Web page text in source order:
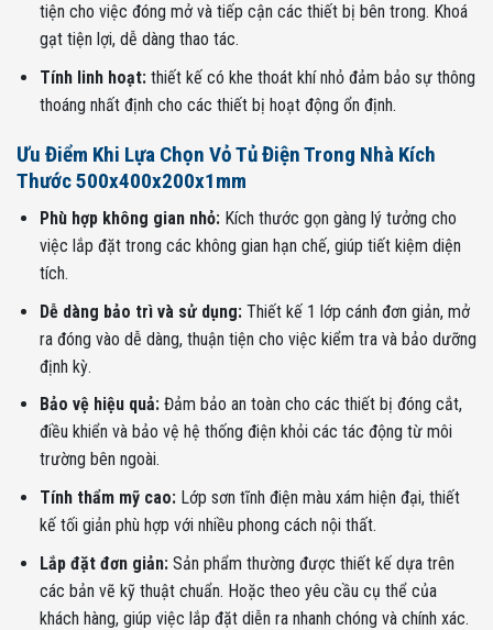
tiện cho việc đóng mở và tiếp cận các thiết bị bên trong. Khoá
gạt tiện lợi, dễ dàng thao tác.
Tính linh hoạt:thiết kế có khe thoát khí nhỏ đảm bảo sự thông
thoáng nhất định cho các thiết bị hoạt động ổn định.
Ưu Điểm Khi Lựa Chọn Vỏ Tủ Điện Trong Nhà Kích
Thước 500x400x200x1mm
Phù hợp không gian nhỏ:Kích thước gọn gàng lý tưởng cho
việc lắp đặt trong các không gian hạn chế, giúp tiết kiệm diện
tích.
Dễ dàng bảo trì và sử dụng:Thiết kế 1 lớp cánh đơn giản, mở
ra đóng vào dễ dàng, thuận tiện cho việc kiểm tra và bảo dưỡng
định kỳ.
Bảo vệ hiệu quả:Đảm bảo an toàn cho các thiết bị đóng cắt,
điều khiển và bảo vệ hệ thống điện khỏi các tác động từ môi
trường bên ngoài.
Tính thẩm mỹ cao:Lớp sơn tĩnh điện màu xám hiện đại, thiết
kế tối giản phù hợp với nhiều phong cách nội thất.
Lắp đặt đơn giản:Sản phẩm thường được thiết kế dựa trên
các bản vẽ kỹ thuật chuẩn. Hoặc theo yêu cầu cụ thể của
khách hàng, giúp việc lắp đặt diễn ra nhanh chóng và chính xác.